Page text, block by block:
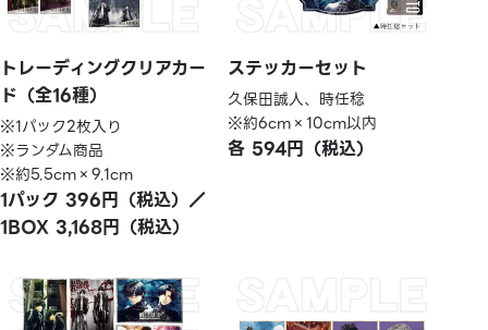
トレーディングクリアカー
ド（全16種）
※1パック2枚入り
※ランダム商品
※約5.5cm×9.1cm
1パック 396円（税込）／
1BOX 3,168円（税込）
ステッカーセット
久保田誠人、時任稔
※約6cm×10cm以内
各 594円（税込）